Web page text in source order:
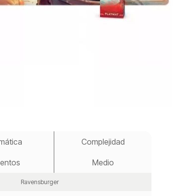
Complejidad
Medio
Ravensburger